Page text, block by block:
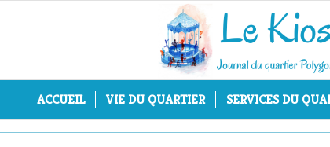
ACCUEIL VIE DU QUARTIER SERVICES DU